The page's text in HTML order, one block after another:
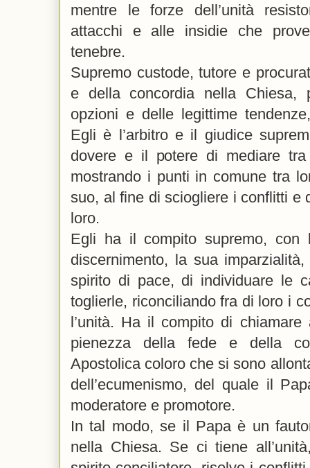
mentre le forze dell’unità
attacchi e alle insidie che
tenebre.
Supremo custode, tutore e
e della concordia nella Chiesa,
opzioni e delle legittime
Egli è l’arbitro e il giudice
dovere e il potere di mediare
mostrando i punti in comune tra
suo, al fine di sciogliere i conflitti e
loro.
Egli ha il compito supremo, con
discernimento, la sua
spirito di pace, di individuare le
toglierle, riconciliando fra di loro i
l’unità. Ha il compito di chiamare
pienezza della fede e della
Apostolica coloro che si sono
dell’ecumenismo, del quale il
moderatore e promotore.
In tal modo, se il Papa è un
nella Chiesa. Se ci tiene